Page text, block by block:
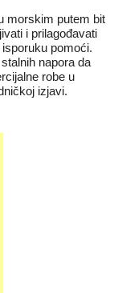
morskim putem bit
i prilagođavati
pomoći.
napora da
robe u
izjavi.